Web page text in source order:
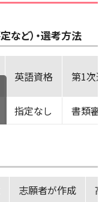
など）・選考方法
英語資格 第
指定なし 書類審
志願者が作成